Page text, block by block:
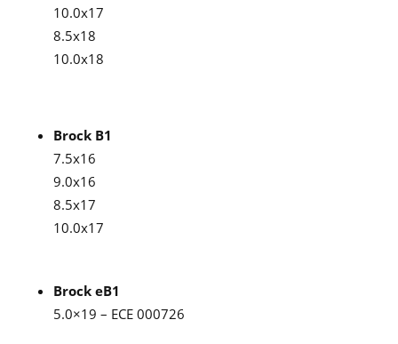
10.0x17
8.5x18
10.0x18
Brock B1
7.5x16
9.0x16
8.5x17
10.0x17
Brock eB1
5.0×19 – ECE 000726